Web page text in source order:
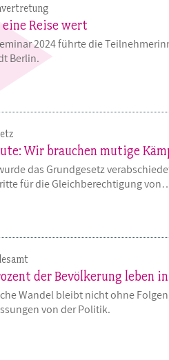
Reise wert
2024 führte die
Berlin.
Wir brauchen mutige
das Grundgesetz
für die Gleichberechtigung
der Bevölkerung leben
Wandel bleibt nicht ohne
von der Politik.